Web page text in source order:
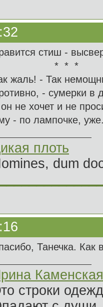
стиш -
* *
жаль! - Так
- сумерки в
не хочет и не
- по лампочке,
плоть
dum
Танечка. Как
Каменская
строки